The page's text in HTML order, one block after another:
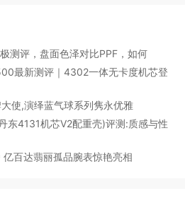
测评，盘面色泽对比PPF，如何
最新测评｜4302一体无卡度机芯登
使,演绎蓝气球系列隽永优雅
东4131机芯V2配重壳)评测:质感与性
百达翡丽孤品腕表惊艳亮相